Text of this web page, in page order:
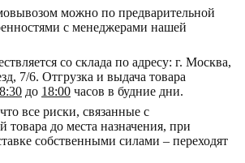
можно по предварительной
с менеджерами нашей
со склада по адресу: г. Москва,
7/6. Отгрузка и выдача товара
до 18:00 часов в будние дни.
все риски, связанные с
товара до места назначения, при
собственными силами – переходят